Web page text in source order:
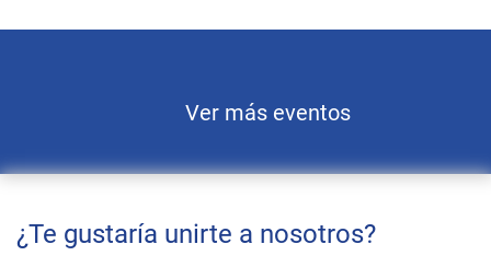
Ver más eventos
¿Te gustaría unirte a nosotros?